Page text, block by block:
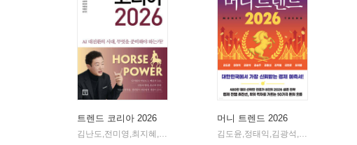
트렌드 코리아 2026
김난도,전미영,최지혜,권정윤,한다혜,이혜원,이수진,서유현,전다현,이준영,이향은,김나은 저
머니 트렌드 2026
김도윤,정태익,김광석,김승주,김용섭,김학렬,김현준,최재붕 저